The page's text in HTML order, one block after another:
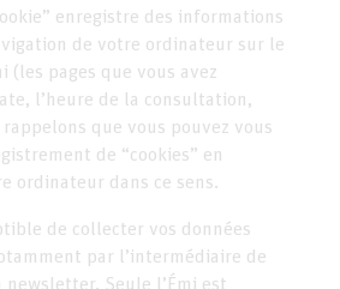
enregistre des informations
de votre ordinateur sur le
(les pages que vous avez
l’heure de la consultation,
rappelons que vous pouvez vous
de “cookies” en
ordinateur dans ce sens.
de collecter vos données
par l’intermédiaire de
newsletter. Seule l’Émi est